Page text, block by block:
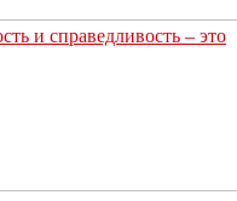
и справедливость – это